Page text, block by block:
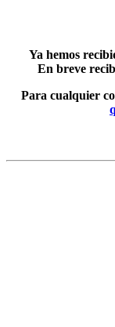
Ya hemos
En breve
Para cualquier